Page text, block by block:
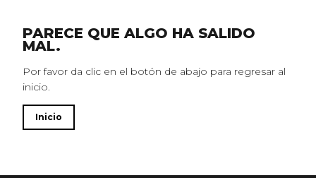
Franquicias
Colecciones
Noticias
PARECE QUE ALGO HA SALIDO
MAL.
Por favor da clic en el botón de abajo para regresar al
inicio.
Inicio